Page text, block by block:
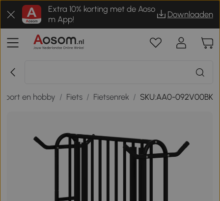
Extra 10% korting met de Aoso
m App!
Downloaden
Sport en hobby / Fiets / Fietsenrek / SKU:AA0-092V00BK